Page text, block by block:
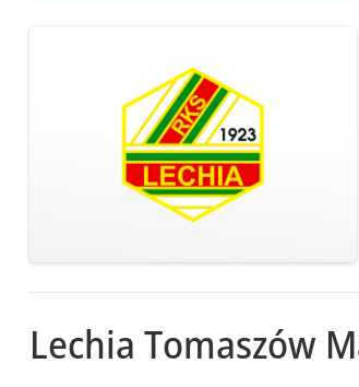
Lechia Tomaszów